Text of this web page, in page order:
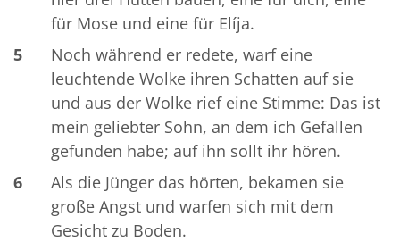
für Mose und eine für Elíja.
5
Noch während er redete, warf eine
leuchtende Wolke ihren Schatten auf sie
und aus der Wolke rief eine Stimme: Das ist
mein geliebter Sohn, an dem ich Gefallen
gefunden habe; auf ihn sollt ihr hören.
6
Als die Jünger das hörten, bekamen sie
große Angst und warfen sich mit dem
Gesicht zu Boden.